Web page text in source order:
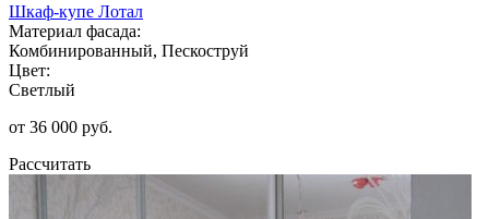
Шкаф-купе Лотал
Материал фасада:
Комбинированный, Пескоструй
Цвет:
Светлый
от 36 000 руб.
Рассчитать